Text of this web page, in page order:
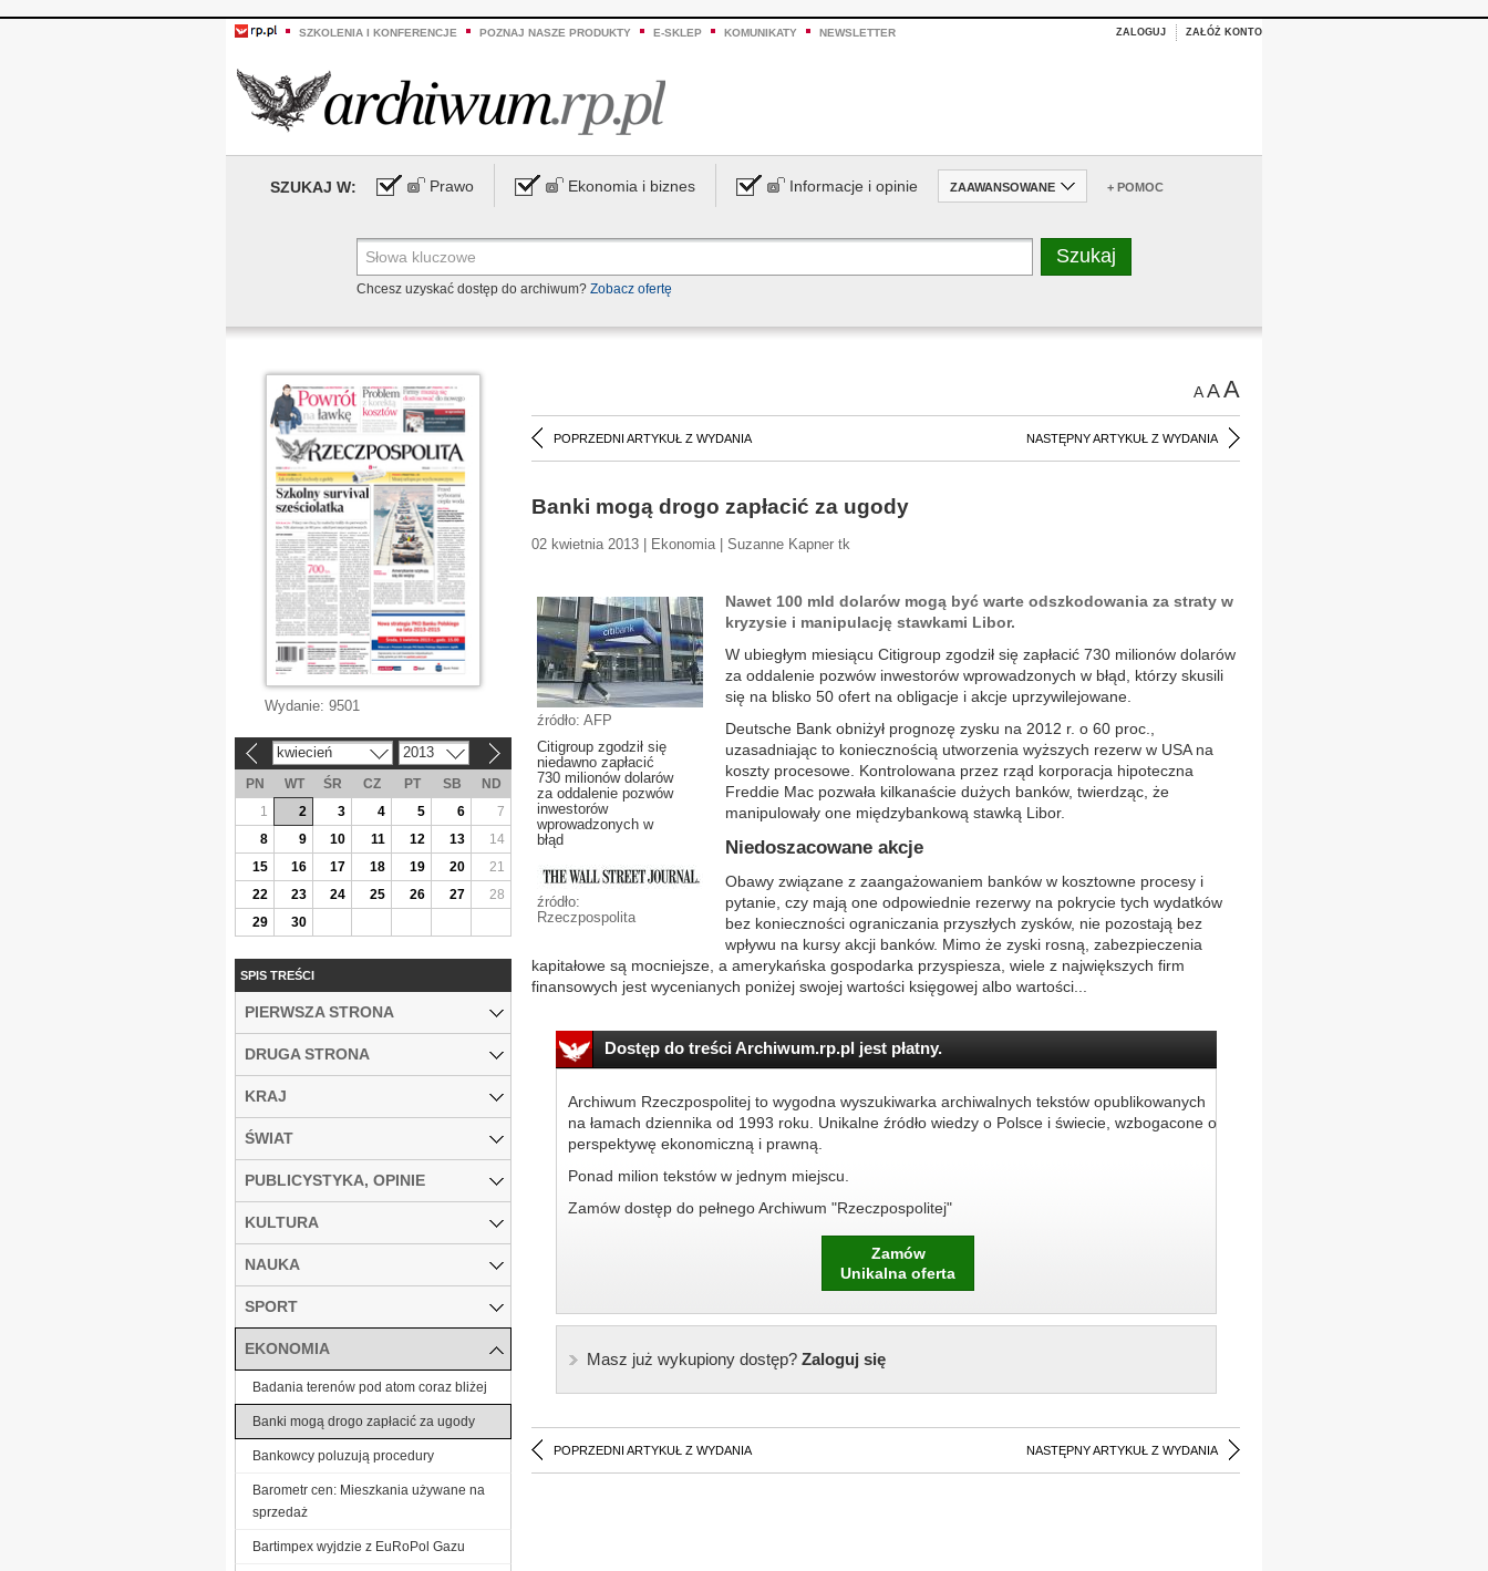
SZKOLENIA I KONFERENCJE POZNAJ NASZE PRODUKTY E-SKLEP KOMUNIKATY NEWSLETTER ZALOGUJ ZAŁÓŻ KONTO
SZUKAJ W: Prawo Ekonomia i biznes Informacje i opinie ZAAWANSOWANE + POMOC
Chcesz uzyskać dostęp do archiwum? Zobacz ofertę
AAA
POPRZEDNI ARTYKUŁ Z WYDANIA NASTĘPNY ARTYKUŁ Z WYDANIA
Banki mogą drogo zapłacić za ugody
02 kwietnia 2013 | Ekonomia | Suzanne Kapner tk
źródło: AFP
Citigroup zgodził się
niedawno zapłacić
730 milionów dolarów
za oddalenie pozwów
inwestorów
wprowadzonych w
błąd
źródło:
Rzeczpospolita
Nawet 100 mld dolarów mogą być warte odszkodowania za straty w
kryzysie i manipulację stawkami Libor.
W ubiegłym miesiącu Citigroup zgodził się zapłacić 730 milionów dolarów
za oddalenie pozwów inwestorów wprowadzonych w błąd, którzy skusili
się na blisko 50 ofert na obligacje i akcje uprzywilejowane.
Deutsche Bank obniżył prognozę zysku na 2012 r. o 60 proc.,
uzasadniając to koniecznością utworzenia wyższych rezerw w USA na
koszty procesowe. Kontrolowana przez rząd korporacja hipoteczna
Freddie Mac pozwała kilkanaście dużych banków, twierdząc, że
manipulowały one międzybankową stawką Libor.
Niedoszacowane akcje
Obawy związane z zaangażowaniem banków w kosztowne procesy i
pytanie, czy mają one odpowiednie rezerwy na pokrycie tych wydatków
bez konieczności ograniczania przyszłych zysków, nie pozostają bez
wpływu na kursy akcji banków. Mimo że zyski rosną, zabezpieczenia
kapitałowe są mocniejsze, a amerykańska gospodarka przyspiesza, wiele z największych firm
finansowych jest wycenianych poniżej swojej wartości księgowej albo wartości...
Dostęp do treści Archiwum.rp.pl jest płatny.
Archiwum Rzeczpospolitej to wygodna wyszukiwarka archiwalnych tekstów opublikowanych
na łamach dziennika od 1993 roku. Unikalne źródło wiedzy o Polsce i świecie, wzbogacone o
perspektywę ekonomiczną i prawną.
Ponad milion tekstów w jednym miejscu.
Zamów dostęp do pełnego Archiwum "Rzeczpospolitej"
Zamów
Unikalna oferta
Masz już wykupiony dostęp?Zaloguj się
POPRZEDNI ARTYKUŁ Z WYDANIA NASTĘPNY ARTYKUŁ Z WYDANIA
Wydanie: 9501
kwiecień 2013
PN WT ŚR CZ PT SB
ND
1
2 3 4 5 6
7
8
9 10 11 12 13
14
15
16 17 18 19 20
21
22
23 24 25 26 27
28
29
30
SPIS TREŚCI
PIERWSZA STRONA
DRUGA STRONA
KRAJ
ŚWIAT
PUBLICYSTYKA, OPINIE
KULTURA
NAUKA
SPORT
EKONOMIA
Badania terenów pod atom coraz bliżej
Banki mogą drogo zapłacić za ugody
Bankowcy poluzują procedury
Barometr cen: Mieszkania używane na
sprzedaż
Bartimpex wyjdzie z EuRoPol Gazu